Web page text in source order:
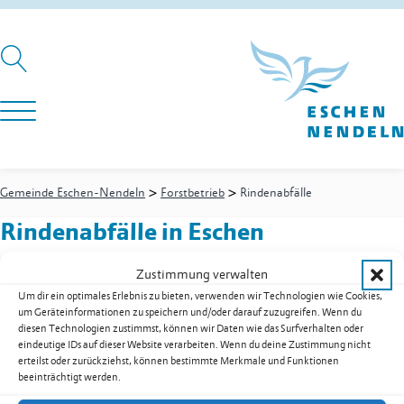
Zustimmung verwalten
Um dir ein optimales Erlebnis zu bieten, verwenden wir Technologien wie Cookies,
um Geräteinformationen zu speichern und/oder darauf zuzugreifen. Wenn du
diesen Technologien zustimmst, können wir Daten wie das Surfverhalten oder
eindeutige IDs auf dieser Website verarbeiten. Wenn du deine Zustimmung nicht
erteilst oder zurückziehst, können bestimmte Merkmale und Funktionen
beeinträchtigt werden.
Gemeinde Eschen-Nendeln > Forstbetrieb > Rindenabfälle
Rindenabfällein Eschen
Forstbetrieb-Gemeindeförster
Gabathuler Adrian
Festnetz+423 373 62 28
Mobil+423 794 90 23
adrian.gabathuler@eschen.li